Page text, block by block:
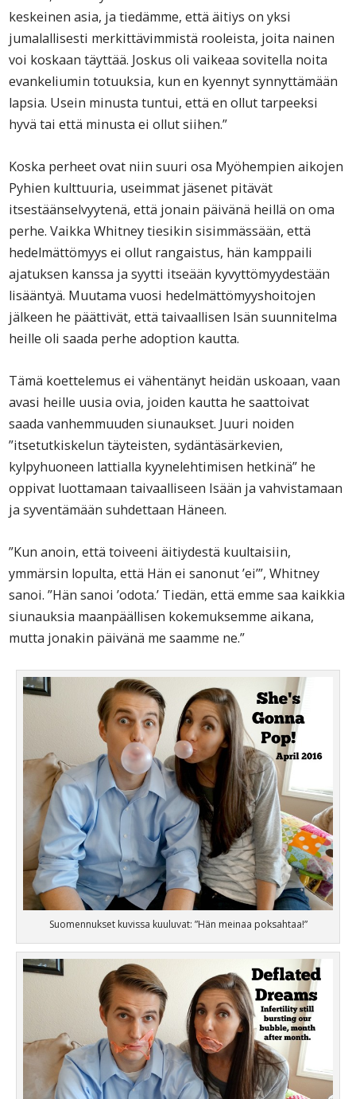
keskeinen asia, ja tiedämme, että äitiys on yksi
jumalallisesti merkittävimmistä rooleista, joita nainen
voi koskaan täyttää. Joskus oli vaikeaa sovitella noita
evankeliumin totuuksia, kun en kyennyt synnyttämään
lapsia. Usein minusta tuntui, että en ollut tarpeeksi
hyvä tai että minusta ei ollut siihen.”
Koska perheet ovat niin suuri osa Myöhempien aikojen
Pyhien kulttuuria, useimmat jäsenet pitävät
itsestäänselvyytenä, että jonain päivänä heillä on oma
perhe. Vaikka Whitney tiesikin sisimmässään, että
hedelmättömyys ei ollut rangaistus, hän kamppaili
ajatuksen kanssa ja syytti itseään kyvyttömyydestään
lisääntyä. Muutama vuosi hedelmättömyyshoitojen
jälkeen he päättivät, että taivaallisen Isän suunnitelma
heille oli saada perhe adoption kautta.
Tämä koettelemus ei vähentänyt heidän uskoaan, vaan
avasi heille uusia ovia, joiden kautta he saattoivat
saada vanhemmuuden siunaukset. Juuri noiden
”itsetutkiskelun täyteisten, sydäntäsärkevien,
kylpyhuoneen lattialla kyynelehtimisen hetkinä” he
oppivat luottamaan taivaalliseen Isään ja vahvistamaan
ja syventämään suhdettaan Häneen.
”Kun anoin, että toiveeni äitiydestä kuultaisiin,
ymmärsin lopulta, että Hän ei sanonut ’ei’”, Whitney
sanoi. ”Hän sanoi ’odota.’ Tiedän, että emme saa kaikkia
siunauksia maanpäällisen kokemuksemme aikana,
mutta jonakin päivänä me saamme ne.”
Suomennukset kuvissa kuuluvat: ”Hän meinaa poksahtaa!”